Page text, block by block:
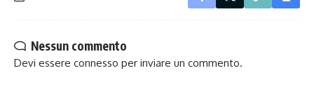
Nessun commento
Devi essere connesso per inviare un commento.